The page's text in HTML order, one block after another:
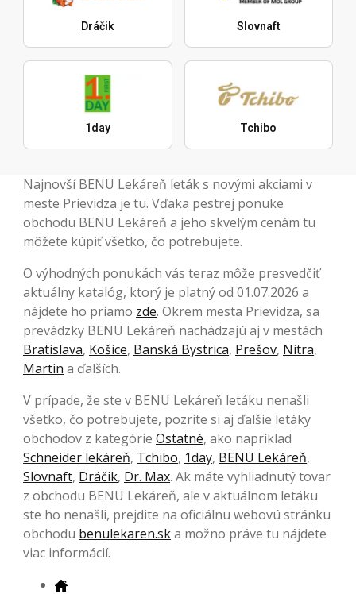
Dráčik Slovnaft
1day Tchibo
Najnovší BENU Lekáreň leták s novými akciami v
meste Prievidza je tu. Vďaka pestrej ponuke
obchodu BENU Lekáreň a jeho skvelým cenám tu
môžete kúpiť všetko, čo potrebujete.
O výhodných ponukách vás teraz môže presvedčiť
aktuálny katalóg, ktorý je platný od 01.07.2026 a
nájdete ho priamo zde. Okrem mesta Prievidza, sa
prevádzky BENU Lekáreň nachádzajú aj v mestách
Bratislava, Košice, Banská Bystrica, Prešov, Nitra,
Martin a ďalších.
V prípade, že ste v BENU Lekáreň letáku nenašli
všetko, čo potrebujete, pozrite si aj ďalšie letáky
obchodov z kategórie Ostatné, ako napríklad
Schneider lekáreň, Tchibo, 1day, BENU Lekáreň,
Slovnaft, Dráčik, Dr. Max. Ak máte vyhliadnutý tovar
z obchodu BENU Lekáreň, ale v aktuálnom letáku
ste ho nenašli, prejdite na oficiálnu webovú stránku
obchodu benulekaren.ska možno práve tu nájdete
viac informácií.